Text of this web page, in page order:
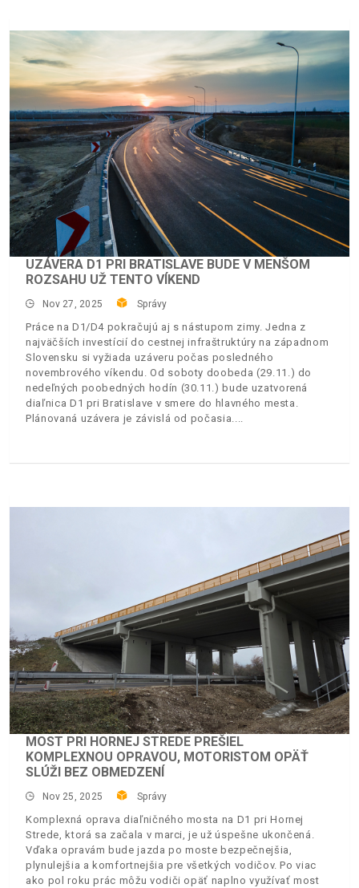
UZÁVERA D1 PRI BRATISLAVE BUDE V MENŠOM
ROZSAHU UŽ TENTO VÍKEND
Nov 27, 2025 Správy
Práce na D1/D4 pokračujú aj s nástupom zimy. Jedna z
najväčších investícií do cestnej infraštruktúry na západnom
Slovensku si vyžiada uzáveru počas posledného
novembrového víkendu. Od soboty doobeda (29.11.) do
nedeľných poobedných hodín (30.11.) bude uzatvorená
diaľnica D1 pri Bratislave v smere do hlavného mesta.
Plánovaná uzávera je závislá od počasia.
MOST PRI HORNEJ STREDE PREŠIEL
KOMPLEXNOU OPRAVOU, MOTORISTOM OPÄŤ
SLÚŽI BEZ OBMEDZENÍ
Nov 25, 2025 Správy
Komplexná oprava diaľničného mosta na D1 pri Hornej
Strede, ktorá sa začala v marci, je už úspešne ukončená.
Vďaka opravám bude jazda po moste bezpečnejšia,
plynulejšia a komfortnejšia pre všetkých vodičov. Po viac
ako pol roku prác môžu vodiči opäť naplno využívať most